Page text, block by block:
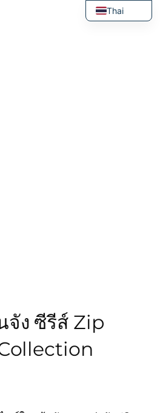
จัง ซีรีส์ Zip
Thai